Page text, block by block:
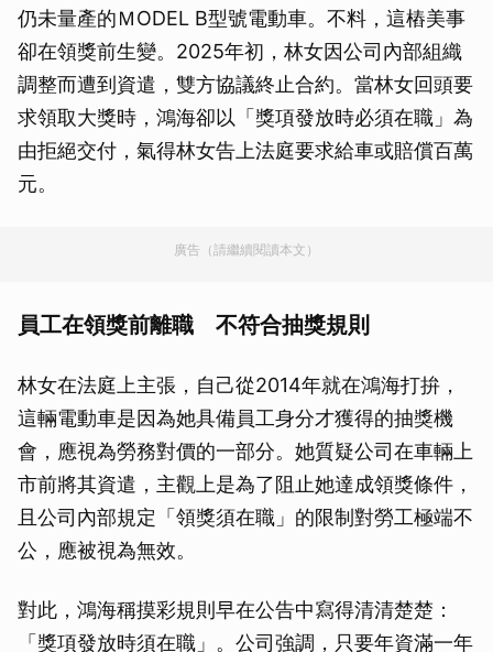
仍未量產的ＭODEL B型號電動車。不料，這樁美事
卻在領獎前生變。2025年初，林女因公司內部組織
調整而遭到資遣，雙方協議終止合約。當林女回頭要
求領取大獎時，鴻海卻以「獎項發放時必須在職」為
由拒絕交付，氣得林女告上法庭要求給車或賠償百萬
元。
廣告（請繼續閱讀本文）
員工在領獎前離職 不符合抽獎規則
林女在法庭上主張，自己從2014年就在鴻海打拚，
這輛電動車是因為她具備員工身分才獲得的抽獎機
會，應視為勞務對價的一部分。她質疑公司在車輛上
市前將其資遣，主觀上是為了阻止她達成領獎條件，
且公司內部規定「領獎須在職」的限制對勞工極端不
公，應被視為無效。
對此，鴻海稱摸彩規則早在公告中寫得清清楚楚：
「獎項發放時須在職」。公司強調，只要年資滿一年